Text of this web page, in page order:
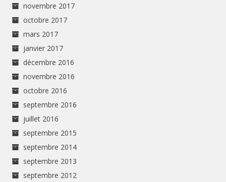
novembre 2017
octobre 2017
mars 2017
janvier 2017
décembre 2016
novembre 2016
octobre 2016
septembre 2016
juillet 2016
septembre 2015
septembre 2014
septembre 2013
septembre 2012